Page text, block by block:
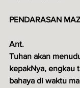
PENDARASAN
Ant.
Tuhan akan
kepakNya, engkau
bahaya di waktu